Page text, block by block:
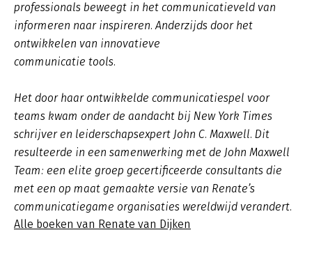
professionals beweegt in het communicatieveld van
informeren naar inspireren. Anderzijds door het
ontwikkelen van innovatieve
communicatie tools.
Het door haar ontwikkelde communicatiespel voor
teams kwam onder de aandacht bij New York Times
schrijver en leiderschapsexpert John C. Maxwell. Dit
resulteerde in een samenwerking met de John Maxwell
Team: een elite groep gecertificeerde consultants die
met een op maat gemaakte versie van Renate’s
communicatiegame organisaties wereldwijd verandert.
Alle boeken van Renate van Dijken